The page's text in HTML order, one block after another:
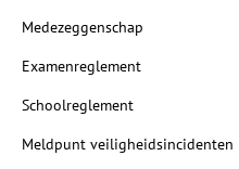
Medezeggenschap
Examenreglement
Schoolreglement
Meldpunt veiligheidsincidenten